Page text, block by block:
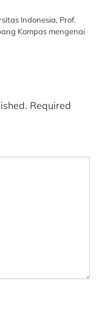
Indonesia, Prof.
Kompas mengenai
Required